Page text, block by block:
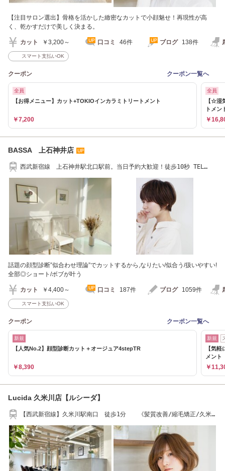
【注目サロン選出】骨格を活かした緻密なカットで小顔魅せ！再現性が高
く、乾かすだけで美しく決まる。
カット ￥3,200～ 口コミ 46件 ブログ 138件
スマート支払いOK
クーポン クーポン一覧へ
全員
【お得メニュー】カット+TOKIOインカラミトリートメント
￥7,200
全員
【☆湿
トメン
￥
BASSA 上石神井店
西武新宿線 上石神井駅北口駅前。当日予約大歓迎！徒歩10秒 TEL
話題の顔型診断”似合わせ理論”でカットするから,なりたい/似合う/扱いやすい!
全部◎ショート/ボブが叶う
カット ￥4,400～ 口コミ 187件 ブログ 1059件
スマート支払いOK
クーポン クーポン一覧へ
新規
【人気No.2】顔型診断カット＋オージュア4stepTR
￥8,390
新規
【気
メント
￥
Lucida 久米川店【ルシーダ】
【西武新宿線】久米川駅南口 徒歩1分 《髪質改善/縮毛矯正/久米